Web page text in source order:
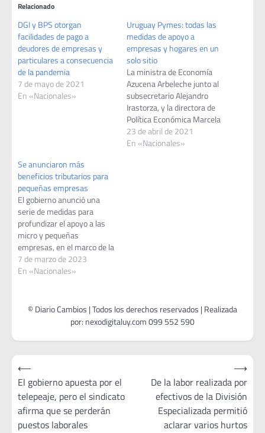
Relacionado
DGI y BPS otorgan
facilidades de pago a
deudores de empresas y
particulares a consecuencia
de la pandemia
7 de mayo de 2021
En «Nacionales»
Uruguay Pymes: todas las
medidas de apoyo a
empresas y hogares en un
solo sitio
La ministra de Economía
Azucena Arbeleche junto al
subsecretario Alejandro
Irastorza, y la directora de
Política Económica Marcela
Bensión, presentaron
públicamente todas las
23 de abril de 2021
En «Nacionales»
Se anunciaron más
beneficios tributarios para
pequeñas empresas
El gobierno anunció una
serie de medidas para
profundizar el apoyo a las
micro y pequeñas
empresas, en el marco de la
rendición de cuentas sobre
la gestión del año 2022 que
la Asamblea General en el
Palacio Legislativo, este
7 de marzo de 2023
En «Nacionales»
Navegación
de
entradas
⟵
El gobierno apuesta por el
telepeaje, pero el sindicato
afirma que se perderán
puestos laborales
De la labor realizada por
efectivos de la División
Especializada permitió
aclarar varios hurtos
⟶